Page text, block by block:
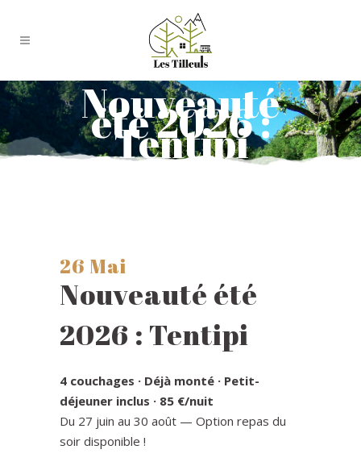
Nouveauté
été 2026 :
Tentipi
26 Mai
Nouveauté été
2026 : Tentipi
4 couchages · Déjà monté · Petit-
déjeuner inclus · 85 €/nuit
Du 27 juin au 30 août — Option repas du
soir disponible !